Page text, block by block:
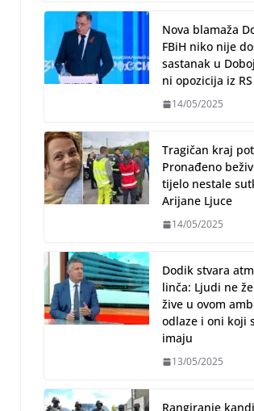
Nova blamaža
FBiH niko nije
sastanak u
ni opozicija iz RS
14/05/2025
Tragičan kraj
Pronađeno
tijelo nestale
Arijane Ljuce
14/05/2025
Dodik stvara
linča: Ljudi ne
žive u ovom
odlaze i oni koji
imaju
13/05/2025
Rangiranje